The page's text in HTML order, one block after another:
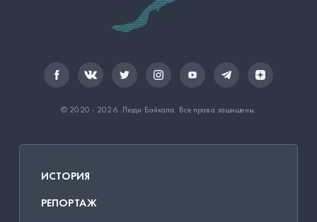
© 2020 - 2026. Люди Байкала . Все права защищены.
ИСТОРИЯ
РЕПОРТАЖ